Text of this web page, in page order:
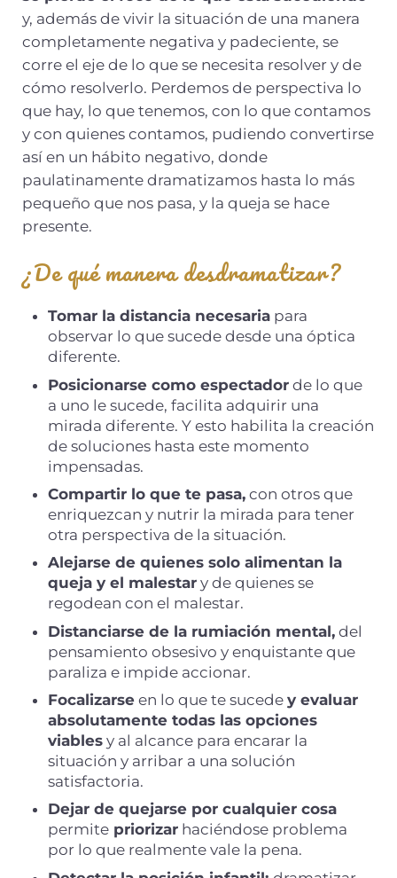
y, además de vivir la situación de una manera
completamente negativa y padeciente, se
corre el eje de lo que se necesita resolver y de
cómo resolverlo. Perdemos de perspectiva lo
que hay, lo que tenemos, con lo que contamos
y con quienes contamos, pudiendo convertirse
así en un hábito negativo, donde
paulatinamente dramatizamos hasta lo más
pequeño que nos pasa, y la queja se hace
presente.
¿De qué manera desdramatizar?
Tomar la distancia necesaria para
observar lo que sucede desde una óptica
diferente.
Posicionarse como espectador de lo que
a uno le sucede, facilita adquirir una
mirada diferente. Y esto habilita la creación
de soluciones hasta este momento
impensadas.
Compartir lo que te pasa, con otros que
enriquezcan y nutrir la mirada para tener
otra perspectiva de la situación.
Alejarse de quienes solo alimentan la
queja y el malestar y de quienes se
regodean con el malestar.
Distanciarse de la rumiación mental, del
pensamiento obsesivo y enquistante que
paraliza e impide accionar.
Focalizarse en lo que te sucedey evaluar
absolutamente todas las opciones
viables y al alcance para encarar la
situación y arribar a una solución
satisfactoria.
Dejar de quejarse por cualquier cosa
permite priorizar haciéndose problema
por lo que realmente vale la pena.